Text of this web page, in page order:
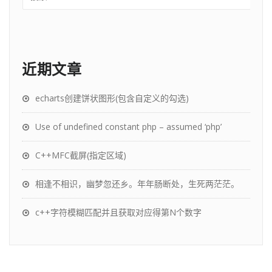
近期文章
echarts创建饼状图形(包含自定义的勾选)
Use of undefined constant php – assumed ‘php’
C++MFC截屏(指定区域)
相逢不相识，幽梦忽还乡。年年肠断处，生死两茫茫。
c++字符模糊匹配并且获取对应得第N个数字